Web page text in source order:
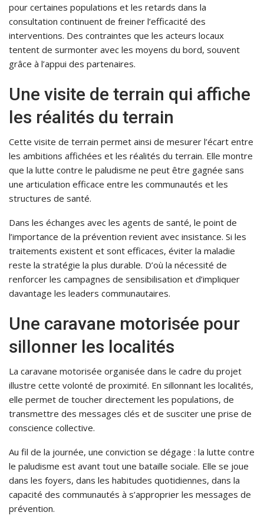
pour certaines populations et les retards dans la
consultation continuent de freiner l’efficacité des
interventions. Des contraintes que les acteurs locaux
tentent de surmonter avec les moyens du bord, souvent
grâce à l’appui des partenaires.
Une visite de terrain qui affiche
les réalités du terrain
Cette visite de terrain permet ainsi de mesurer l’écart entre
les ambitions affichées et les réalités du terrain. Elle montre
que la lutte contre le paludisme ne peut être gagnée sans
une articulation efficace entre les communautés et les
structures de santé.
Dans les échanges avec les agents de santé, le point de
l’importance de la prévention revient avec insistance. Si les
traitements existent et sont efficaces, éviter la maladie
reste la stratégie la plus durable. D’où la nécessité de
renforcer les campagnes de sensibilisation et d’impliquer
davantage les leaders communautaires.
Une caravane motorisée pour
sillonner les localités
La caravane motorisée organisée dans le cadre du projet
illustre cette volonté de proximité. En sillonnant les localités,
elle permet de toucher directement les populations, de
transmettre des messages clés et de susciter une prise de
conscience collective.
Au fil de la journée, une conviction se dégage : la lutte contre
le paludisme est avant tout une bataille sociale. Elle se joue
dans les foyers, dans les habitudes quotidiennes, dans la
capacité des communautés à s’approprier les messages de
prévention.